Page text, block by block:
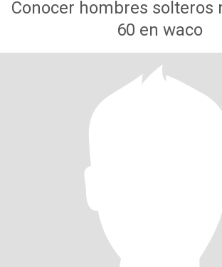
Conocer hombres solteros
60 en waco